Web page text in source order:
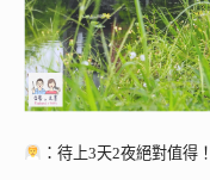
：待上3天2夜絕對值得！